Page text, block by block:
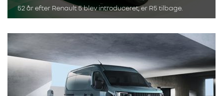
52 år efter Renault 5 blev introduceret, er R5 tilbage.